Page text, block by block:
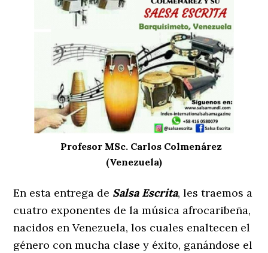
Profesor MSc. Carlos Colmenárez
(Venezuela)
En esta entrega de Salsa Escrita, les traemos a
cuatro exponentes de la música afrocaribeña,
nacidos en Venezuela, los cuales enaltecen el
género con mucha clase y éxito, ganándose el